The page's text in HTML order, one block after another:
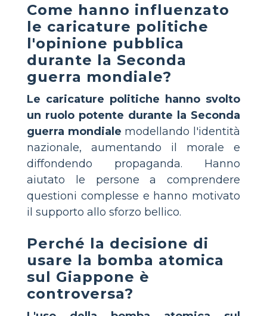
Come hanno influenzato
le caricature politiche
l'opinione pubblica
durante la Seconda
guerra mondiale?
Le caricature politiche hanno svolto
un ruolo potente durante la Seconda
guerra mondiale modellando l'identità
nazionale, aumentando il morale e
diffondendo propaganda. Hanno
aiutato le persone a comprendere
questioni complesse e hanno motivato
il supporto allo sforzo bellico.
Perché la decisione di
usare la bomba atomica
sul Giappone è
controversa?